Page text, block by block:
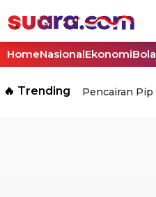
HomeNasionalEkonomiBola
🔥 Trending Pencairan Pip